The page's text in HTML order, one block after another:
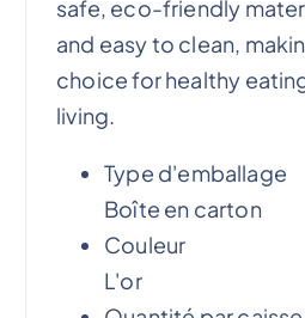
safe, eco-friendly
and easy to clean,
choice for healthy
living.
Type d'emballage
Boîte en carton
Couleur
L'or